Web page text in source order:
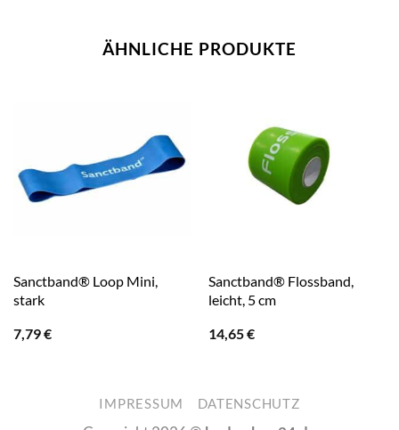
ÄHNLICHE PRODUKTE
Sanctband® Loop Mini,
stark
7,79€
Sanctband® Flossband,
leicht, 5 cm
14,65€
IMPRESSUM DATENSCHUTZ